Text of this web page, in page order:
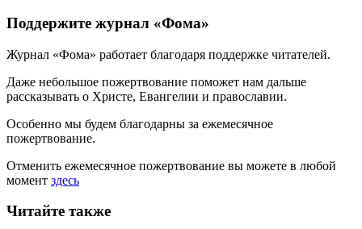
Поддержите журнал «Фома»
Журнал «Фома» работает благодаря поддержке читателей.
Даже небольшое пожертвование поможет нам дальше
рассказывать о Христе, Евангелии и православии.
Особенно мы будем благодарны за ежемесячное
пожертвование.
Отменить ежемесячное пожертвование вы можете в любой
момент здесь
Читайте также